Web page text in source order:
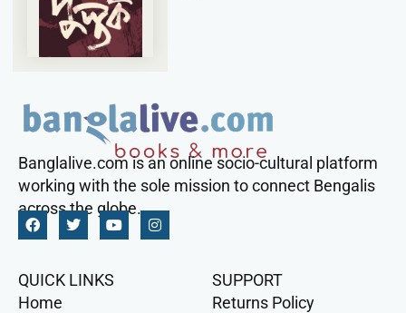
Banglalive.com is an online socio-cultural platform
working with the sole mission to connect Bengalis
across the globe.
QUICK LINKS
Home
SUPPORT
Returns Policy